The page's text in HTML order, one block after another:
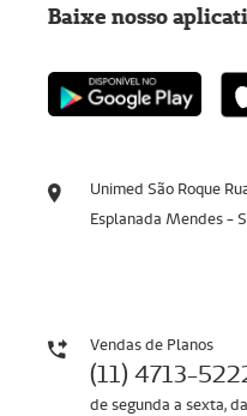
Unimed São Roque
Esplanada Mendes -
Vendas de Planos
(11) 4713-
de segunda a sexta,
Baixe nosso